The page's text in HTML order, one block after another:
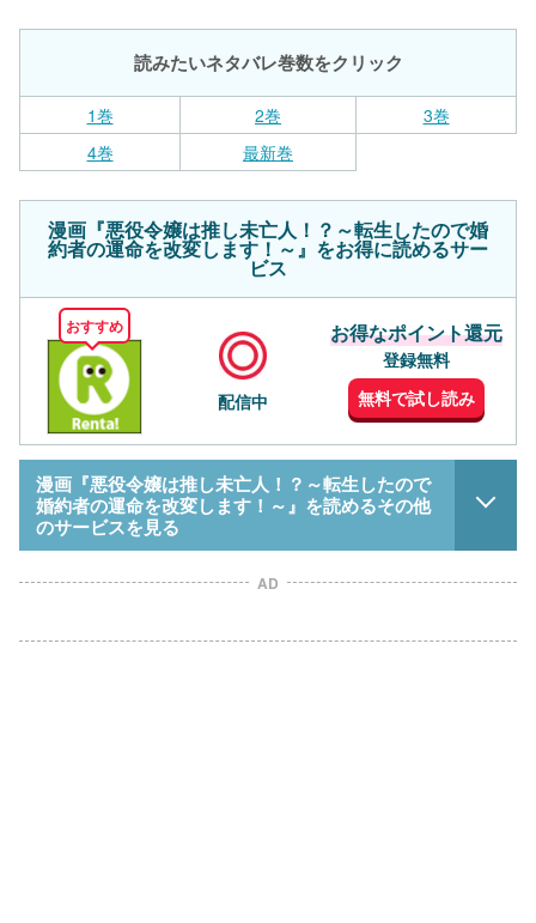
読みたいネタバレ巻数をクリック
1巻 2巻
3巻
4巻
最新巻
漫画『悪役令嬢は推し未亡人！？～転生したので婚
約者の運命を改変します！～』をお得に読めるサー
ビス
おすすめ
配信中
お得なポイント還元
登録無料
無料で試し読み
漫画『悪役令嬢は推し未亡人！？～転生したので
婚約者の運命を改変します！～』を読めるその他
のサービスを見る
AD